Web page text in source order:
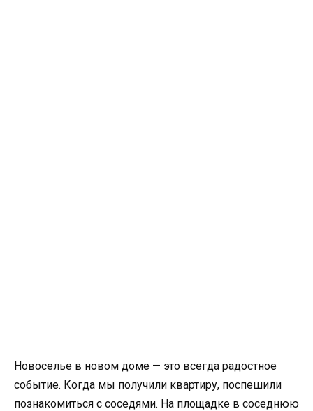
Новоселье в новом доме — это всегда радостное
событие. Когда мы получили квартиру, поспешили
познакомиться с соседями. На площадке в соседнюю